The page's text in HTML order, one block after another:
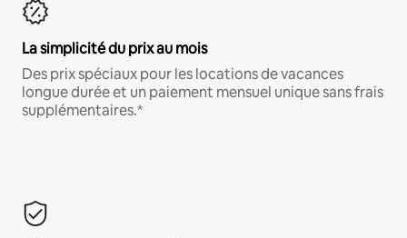
La simplicité du prix au mois
Des prix spéciaux pour les locations de vacances
longue durée et un paiement mensuel unique sans frais
supplémentaires.*